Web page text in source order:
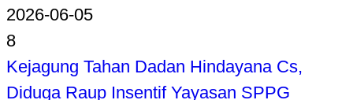
2026-06-05
8
Kejagung Tahan Dadan Hindayana Cs,
Diduga Raup Insentif Yayasan SPPG